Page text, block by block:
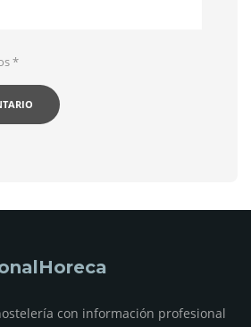
*
con información profesional